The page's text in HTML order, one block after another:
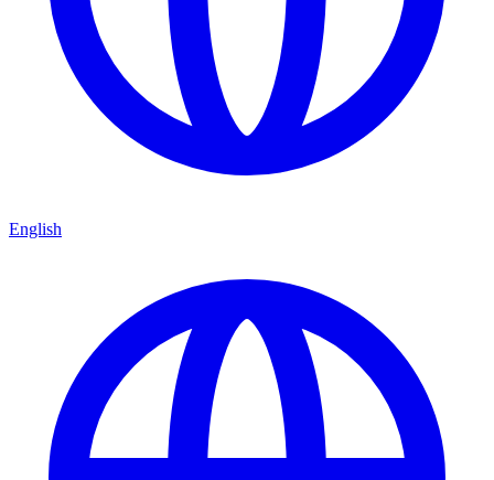
English